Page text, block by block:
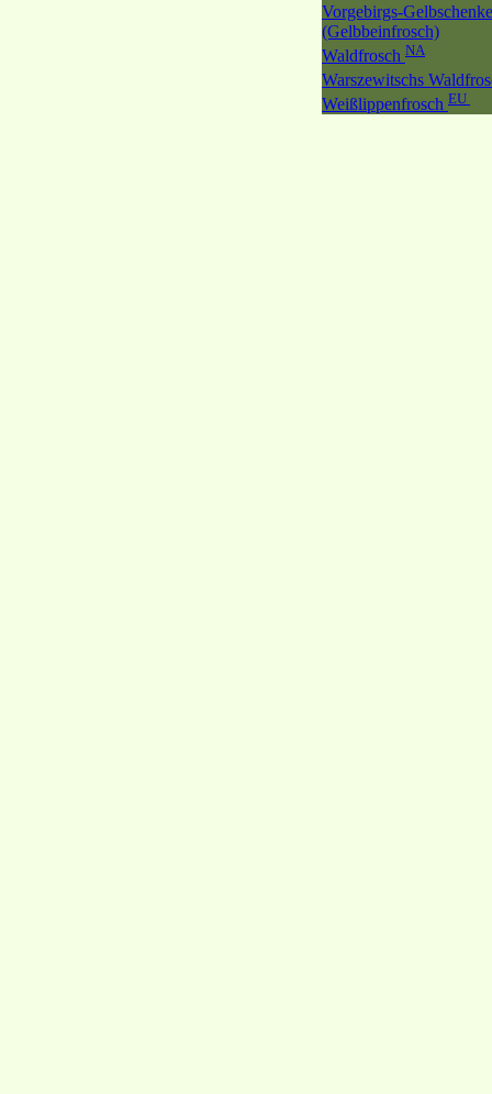
Vorgebirgs-
(Gelbbeinfrosch)
Waldfrosch NA
Warszewitschs
Weißlippenfrosch EU